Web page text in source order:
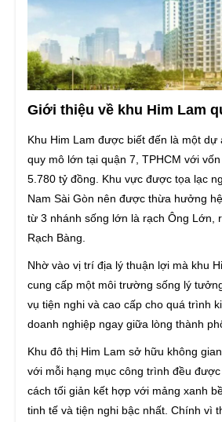
Giới thiệu về khu Him Lam
Khu Him Lam được biết đến là một dự
quy mô lớn tại quận 7, TPHCM với
5.780 tỷ đồng. Khu vực được tọa lạc
Nam Sài Gòn nên được thừa hưởng
từ 3 nhánh sống lớn là rạch Ông Lớn,
Rạch Bàng.
Nhờ vào vị trí địa lý thuận lợi mà khu
cung cấp một môi trường sống lý
vụ tiện nghi và cao cấp cho quá trình
doanh nghiệp ngay giữa lòng thành
Khu đô thị Him Lam sở hữu không
với mỗi hạng mục công trình đều
cách tối giản kết hợp với mảng xanh
tinh tế và tiện nghi bậc nhất. Chính vì